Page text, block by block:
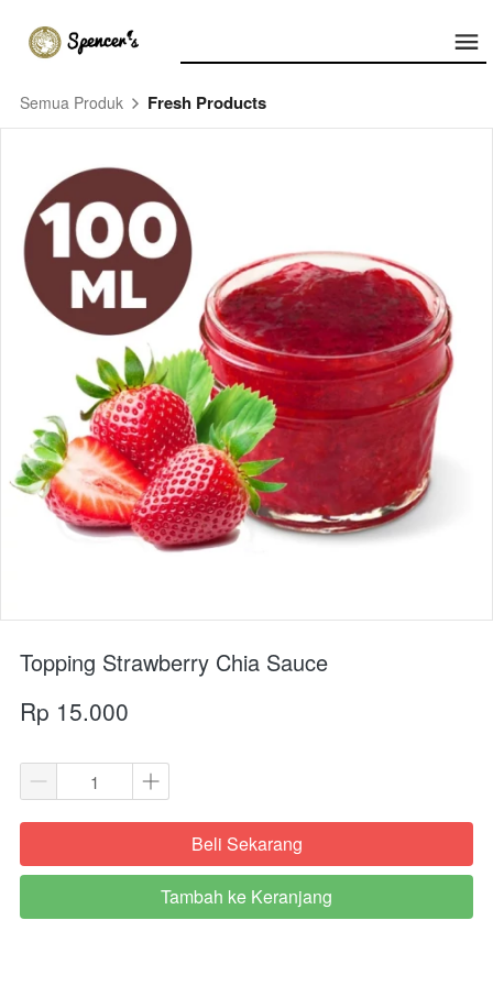
Semua Produk Fresh Products
Topping Strawberry Chia Sauce
Rp 15.000
`Beli Sekarang
`
Tambah ke Keranjang